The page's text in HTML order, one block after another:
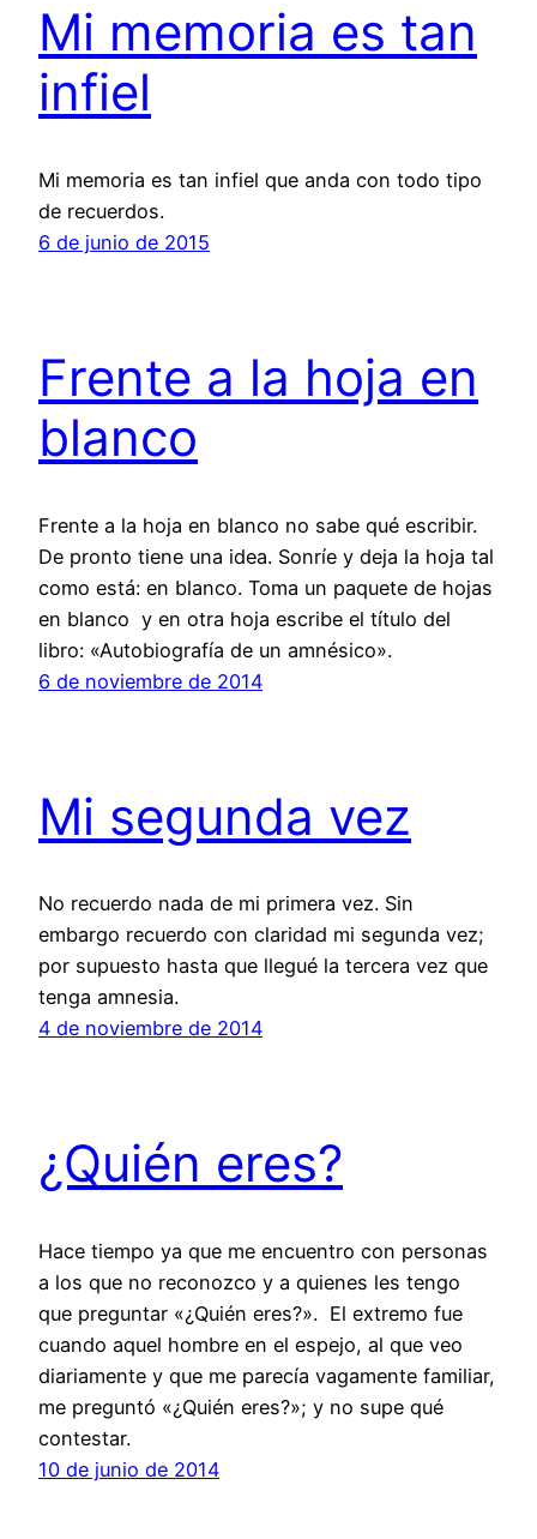
Mi memoria es tan
infiel
Mi memoria es tan infiel que anda con todo tipo
de recuerdos.
6 de junio de 2015
Frente a la hoja en
blanco
Frente a la hoja en blanco no sabe qué escribir.
De pronto tiene una idea. Sonríe y deja la hoja tal
como está: en blanco. Toma un paquete de hojas
en blanco y en otra hoja escribe el título del
libro: «Autobiografía de un amnésico».
6 de noviembre de 2014
Mi segunda vez
No recuerdo nada de mi primera vez. Sin
embargo recuerdo con claridad mi segunda vez;
por supuesto hasta que llegué la tercera vez que
tenga amnesia.
4 de noviembre de 2014
¿Quién eres?
Hace tiempo ya que me encuentro con personas
a los que no reconozco y a quienes les tengo
que preguntar «¿Quién eres?». El extremo fue
cuando aquel hombre en el espejo, al que veo
diariamente y que me parecía vagamente familiar,
me preguntó «¿Quién eres?»; y no supe qué
contestar.
10 de junio de 2014